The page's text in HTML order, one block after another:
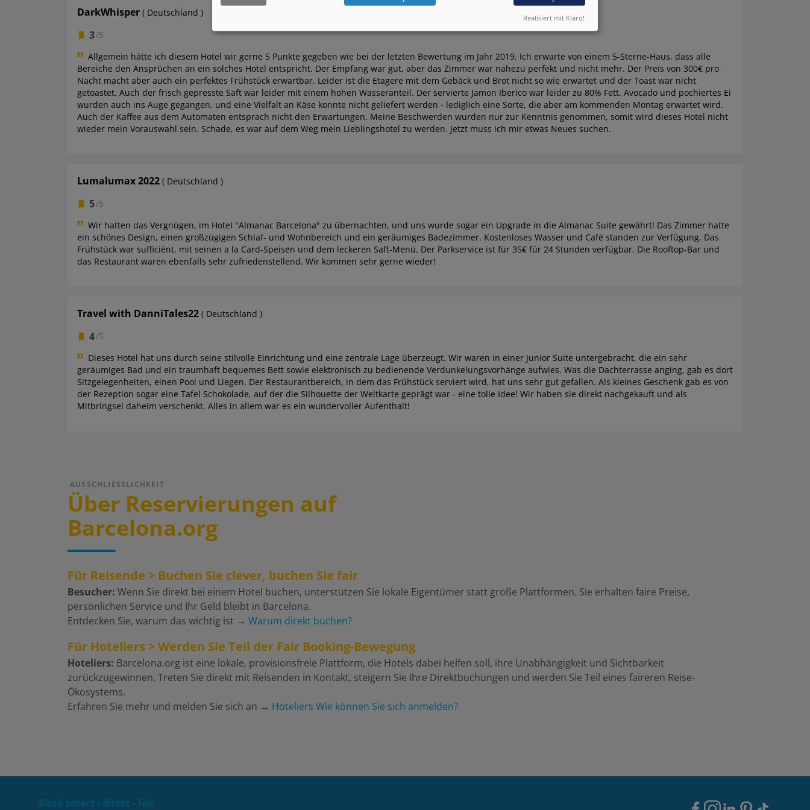
DarkWhisper ( Deutschland )
3/5
Allgemein hätte ich diesem Hotel wir gerne 5 Punkte gegeben wie bei der letzten Bewertung im Jahr 2019. Ich erwarte von einem 5-Sterne-Haus, dass alle
Bereiche den Ansprüchen an ein solches Hotel entspricht. Der Empfang war gut, aber das Zimmer war nahezu perfekt und nicht mehr. Der Preis von 300€ pro
Nacht macht aber auch ein perfektes Frühstück erwartbar. Leider ist die Etagere mit dem Gebäck und Brot nicht so wie erwartet und der Toast war nicht
getoastet. Auch der frisch gepresste Saft war leider mit einem hohen Wasseranteil. Der servierte Jamon Iberico war leider zu 80% Fett. Avocado und pochiertes Ei
wurden auch ins Auge gegangen, und eine Vielfalt an Käse konnte nicht geliefert werden - lediglich eine Sorte, die aber am kommenden Montag erwartet wird.
Auch der Kaffee aus dem Automaten entsprach nicht den Erwartungen. Meine Beschwerden wurden nur zur Kenntnis genommen, somit wird dieses Hotel nicht
wieder mein Vorauswahl sein. Schade, es war auf dem Weg mein Lieblingshotel zu werden. Jetzt muss ich mir etwas Neues suchen.
Lumalumax 2022 ( Deutschland )
5/5
Wir hatten das Vergnügen, im Hotel "Almanac Barcelona" zu übernachten, und uns wurde sogar ein Upgrade in die Almanac Suite gewährt! Das Zimmer hatte
ein schönes Design, einen großzügigen Schlaf- und Wohnbereich und ein geräumiges Badezimmer. Kostenloses Wasser und Café standen zur Verfügung. Das
Frühstück war sufficiënt, mit seinen a la Card-Speisen und dem leckeren Saft-Menü. Der Parkservice ist für 35€ für 24 Stunden verfügbar. Die Rooftop-Bar und
das Restaurant waren ebenfalls sehr zufriedenstellend. Wir kommen sehr gerne wieder!
Travel with DanniTales22 ( Deutschland )
4/5
Dieses Hotel hat uns durch seine stilvolle Einrichtung und eine zentrale Lage überzeugt. Wir waren in einer Junior Suite untergebracht, die ein sehr
geräumiges Bad und ein traumhaft bequemes Bett sowie elektronisch zu bedienende Verdunkelungsvorhänge aufwies. Was die Dachterrasse anging, gab es dort
Sitzgelegenheiten, einen Pool und Liegen. Der Restaurantbereich, in dem das Frühstück serviert wird, hat uns sehr gut gefallen. Als kleines Geschenk gab es von
der Rezeption sogar eine Tafel Schokolade, auf der die Silhouette der Weltkarte geprägt war - eine tolle Idee! Wir haben sie direkt nachgekauft und als
Mitbringsel daheim verschenkt. Alles in allem war es ein wundervoller Aufenthalt!
AUSSCHLIESSLICHKEIT
Über Reservierungen auf
Barcelona.org
Für Reisende > Buchen Sie clever, buchen Sie fair
Besucher: Wenn Sie direkt bei einem Hotel buchen, unterstützen Sie lokale Eigentümer statt große Plattformen. Sie erhalten faire Preise,
persönlichen Service und Ihr Geld bleibt in Barcelona.
Entdecken Sie, warum das wichtig ist → Warum direkt buchen?
Für Hoteliers > Werden Sie Teil der Fair Booking-Bewegung
Hoteliers: Barcelona.org ist eine lokale, provisionsfreie Plattform, die Hotels dabei helfen soll, ihre Unabhängigkeit und Sichtbarkeit
zurückzugewinnen. Treten Sie direkt mit Reisenden in Kontakt, steigern Sie Ihre Direktbuchungen und werden Sie Teil eines faireren Reise-
Ökosystems.
Erfahren Sie mehr und melden Sie sich an → Hoteliers Wie können Sie sich anmelden?
Book smart - direct - fair Footer
Realisiert mit Klaro!